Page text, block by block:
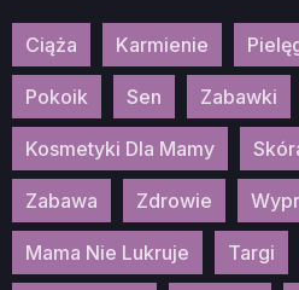
Ciąża Karmienie
Pokoik Sen Zabawki
Kosmetyki Dla Mamy
Zabawa Zdrowie
Mama Nie Lukruje Targi